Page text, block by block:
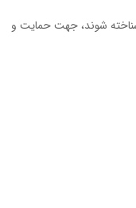
شوند، جهت حمایت و